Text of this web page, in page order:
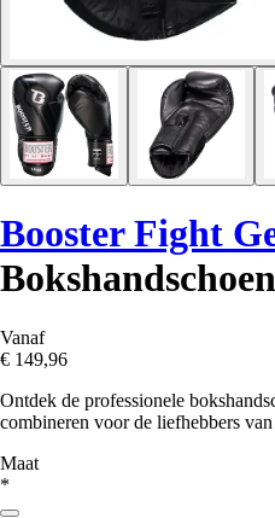
Booster Fight
Vanaf
€ 149,96
Ontdek de professionele
combineren voor de liefhebbers
Maat
*